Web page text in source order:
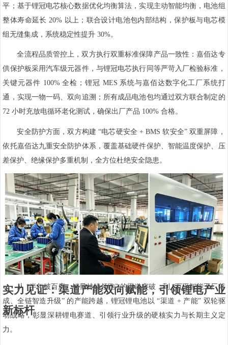
平；基于锂冠电芯核心数据优化均衡算法，实现主动智能均衡，电池组
整体寿命延长 20% 以上；联合设计电池包内部结构，保护板与电芯模
组无缝集成，系统稳定性提升 30%。
全流程品质管控上，双方执行双重标准保障产品一致性：嘉佰达专
供保护板采用汽车级元器件，与锂冠电芯执行同等严苛入厂检验标准，
关键元器件 100% 全检；锂冠 MES 系统与嘉佰达数字化工厂系统打
通，实现一物一码、双向追溯；所有成品电池包均通过双方联合制定的
72 小时充放电循环老化测试，确保出厂产品 100% 合格。
安全防护方面，双方构建 “电芯硬安全 + BMS 软安全” 双重屏障，
依托嘉佰达九重安全防护体系，覆盖基础硬件保护、智能温度保护、压
差保护、绝缘保护多重机制，全方位杜绝安全隐患。
实力见证：渠道产能双向赋能，引领锂电产业
新标杆
从 “半年破百店、销量持续领跑” 的渠道突破，到 “万平智能工厂落
成、全链智造升级” 的产能跨越，锂冠锂电池以 “渠道 + 产能” 双轮驱
动战略，彰显深耕锂电赛道、引领行业升级的硬核实力与长期主义定
力。